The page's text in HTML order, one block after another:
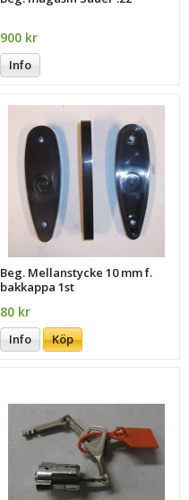
900 kr
Info
Beg. Mellanstycke 10 mm f.
bakkappa 1st
80 kr
Info Köp